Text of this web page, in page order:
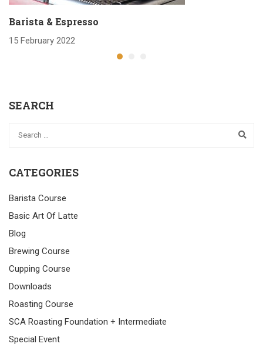
Barista & Espresso
15 February 2022
SEARCH
CATEGORIES
Barista Course
Basic Art Of Latte
Blog
Brewing Course
Cupping Course
Downloads
Roasting Course
SCA Roasting Foundation + Intermediate
Special Event